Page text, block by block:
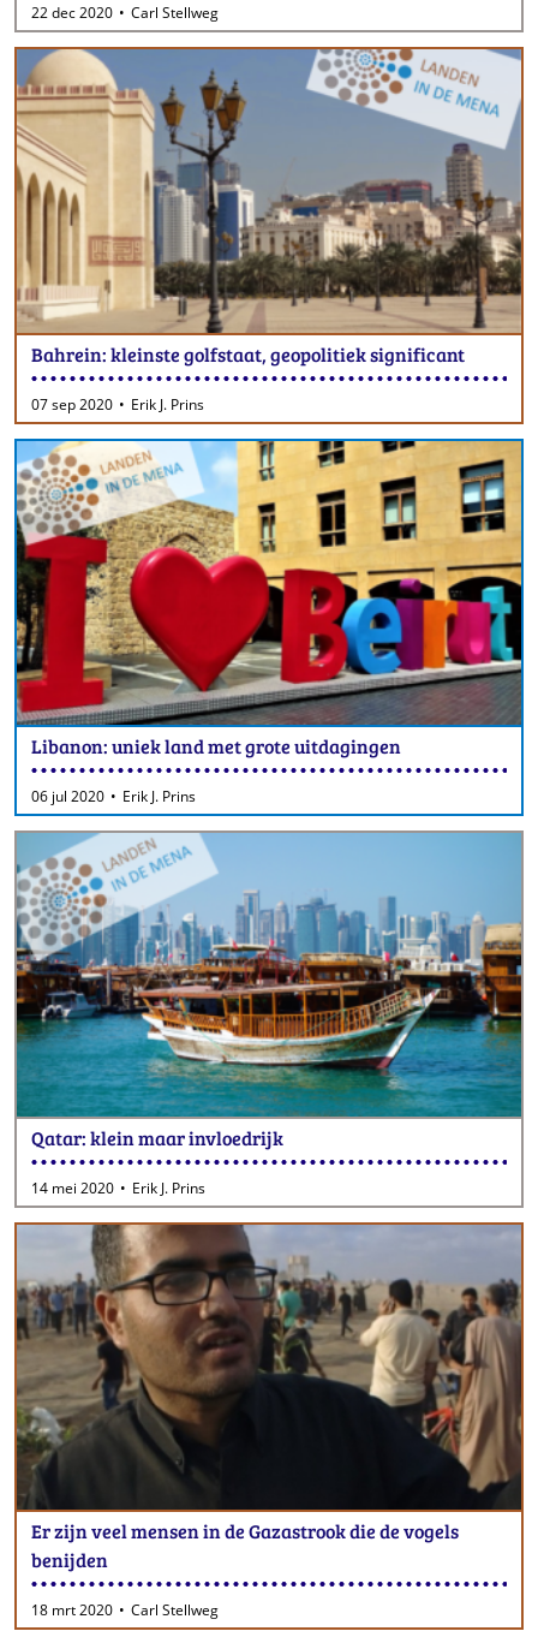
22 dec 2020 Carl Stellweg
Bahrein: kleinste golfstaat, geopolitiek significant
07 sep 2020 Erik J. Prins
Libanon: uniek land met grote uitdagingen
06 jul 2020 Erik J. Prins
Qatar: klein maar invloedrijk
14 mei 2020 Erik J. Prins
Er zijn veel mensen in de Gazastrook die de vogels
benijden
18 mrt 2020 Carl Stellweg